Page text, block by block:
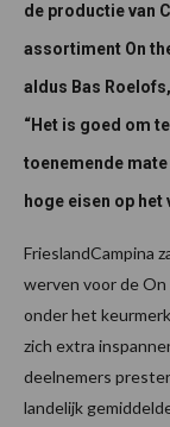
de productie van
assortiment On
aldus Bas
“Het is goed om
toenemende
hoge eisen op het
FrieslandCampina
werven voor de
onder het
zich extra
deelnemers
landelijk